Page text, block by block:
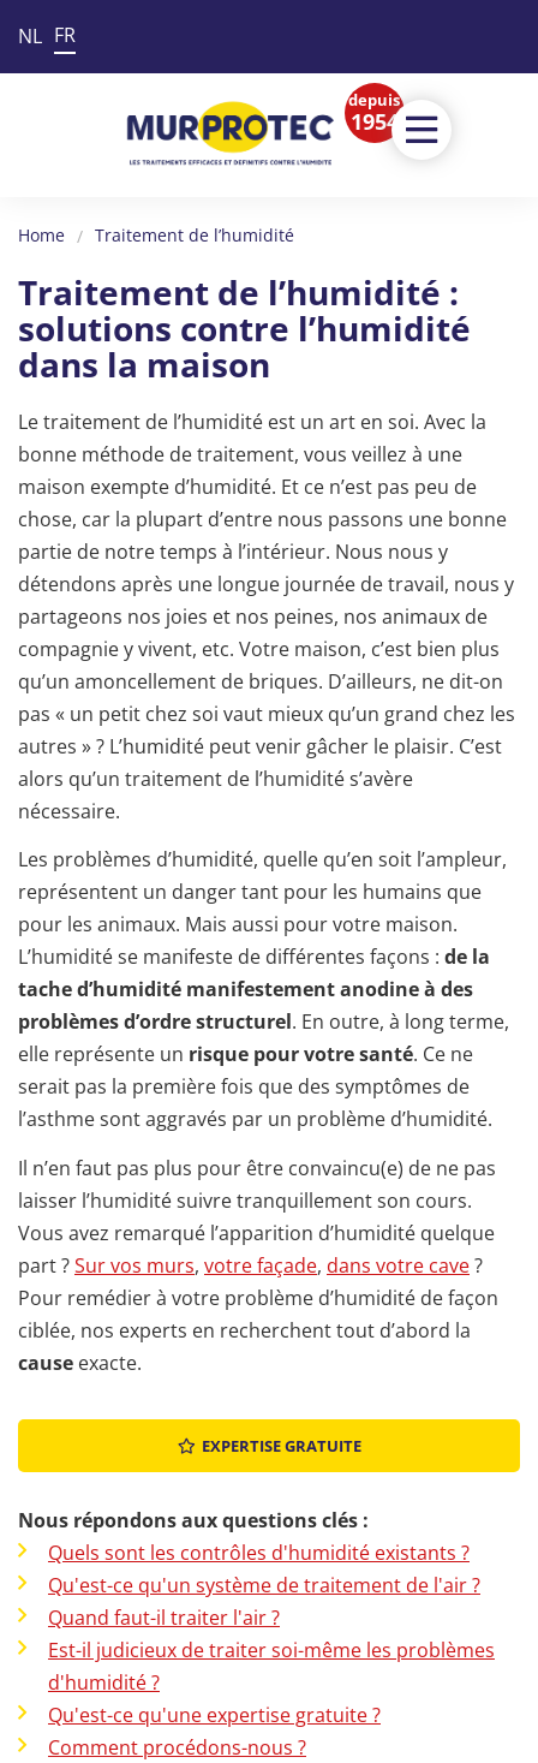
NL FR
depuis
1954
Home Traitement de l’humidité
Traitement de l’humidité :
solutions contre l’humidité
dans la maison
Le traitement de l’humidité est un art en soi. Avec la
bonne méthode de traitement, vous veillez à une
maison exempte d’humidité. Et ce n’est pas peu de
chose, car la plupart d’entre nous passons une bonne
partie de notre temps à l’intérieur. Nous nous y
détendons après une longue journée de travail, nous y
partageons nos joies et nos peines, nos animaux de
compagnie y vivent, etc. Votre maison, c’est bien plus
qu’un amoncellement de briques. D’ailleurs, ne dit-on
pas « un petit chez soi vaut mieux qu’un grand chez les
autres » ? L’humidité peut venir gâcher le plaisir. C’est
alors qu’un traitement de l’humidité s’avère
nécessaire.
Les problèmes d’humidité, quelle qu’en soit l’ampleur,
représentent un danger tant pour les humains que
pour les animaux. Mais aussi pour votre maison.
L’humidité se manifeste de différentes façons : de la
tache d’humidité manifestement anodine à des
problèmes d’ordre structurel. En outre, à long terme,
elle représente un risque pour votre santé. Ce ne
serait pas la première fois que des symptômes de
l’asthme sont aggravés par un problème d’humidité.
Il n’en faut pas plus pour être convaincu(e) de ne pas
laisser l’humidité suivre tranquillement son cours.
Vous avez remarqué l’apparition d’humidité quelque
part ?Sur vos murs, votre façade, dans votre cave?
Pour remédier à votre problème d’humidité de façon
ciblée, nos experts en recherchent tout d’abord la
cause exacte.
EXPERTISE GRATUITE
Nous répondons aux questions clés :
Quels sont les contrôles d'humidité existants ?
Qu'est-ce qu'un système de traitement de l'air ?
Quand faut-il traiter l'air ?
Est-il judicieux de traiter soi-même les problèmes
d'humidité ?
Qu'est-ce qu'une expertise gratuite ?
Comment procédons-nous ?